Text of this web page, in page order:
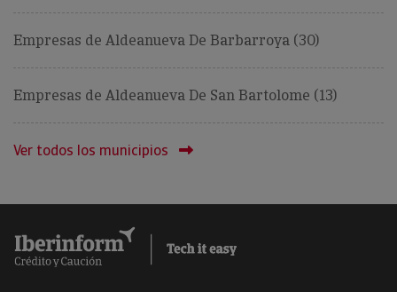
Empresas de Aldeanueva De Barbarroya (30)
Empresas de Aldeanueva De San Bartolome (13)
Ver todos los municipios